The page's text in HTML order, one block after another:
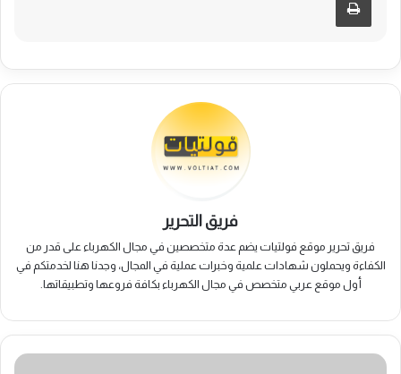
فريق التحرير
فريق تحرير موقع فولتيات يضم عدة متخصصين في مجال الكهرباء على قدر من
الكفاءة ويحملون شهادات علمية وخبرات عملية في المجال، وجدنا هنا لخدمتكم في
أول موقع عربي متخصص في مجال الكهرباء بكافة فروعها وتطبيقاتها.
ما